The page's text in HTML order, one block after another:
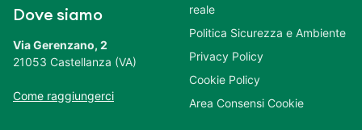
Dove siamo
Via Gerenzano, 2
21053 Castellanza (VA)
Come raggiungerci
reale
Politica Sicurezza e Ambiente
Privacy Policy
Cookie Policy
Area Consensi Cookie